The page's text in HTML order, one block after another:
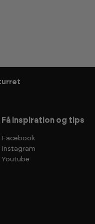
Få inspiration og tips
Facebook
Instagram
Youtube